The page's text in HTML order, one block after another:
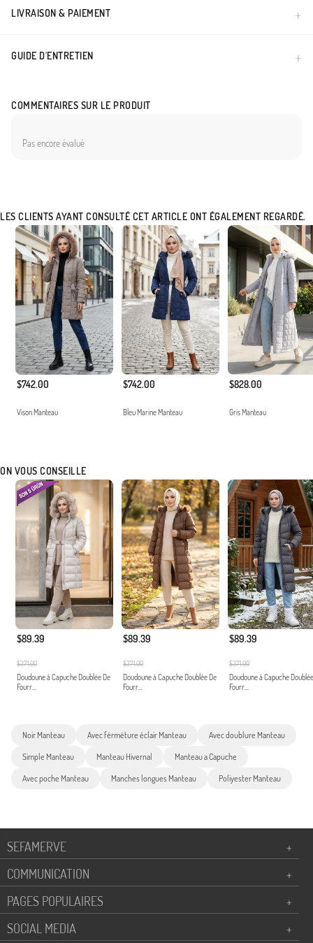
LIVRAISON & PAIEMENT
GUIDE D'ENTRETIEN
COMMENTAIRES SUR LE PRODUIT
Pas encore évalué
LES CLIENTS AYANT CONSULTÉ CET ARTICLE ONT ÉGALEMENT REGARDÉ.
$742.00
Vison Manteau
$742.00
Bleu Marine Manteau
$828.00
Gris Manteau
ON VOUS CONSEILLE
$89.39
$371.00
Doudoune à Capuche Doublée De
Fourr...
$89.39
$371.00
Doudoune à Capuche Doublée De
Fourr...
$89.39
$371.00
Doudoune à Capuche
Fourr...
Noir Manteau Avec férméture éclair Manteau Avec doublure Manteau
Simple Manteau Manteau Hivernal Manteau a Capuche
Avec poche Manteau Manches longues Manteau Poliyester Manteau
SEFAMERVE
+
COMMUNICATION
+
PAGES POPULAIRES
+
SOCIAL MEDIA
+